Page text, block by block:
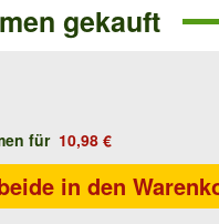
gekauft
für 10,98 €
in den